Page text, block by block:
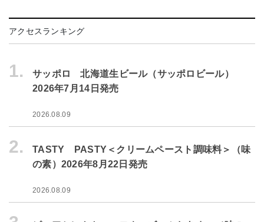
アクセスランキング
1.
サッポロ 北海道生ビール（サッポロビール）
2026年7月14日発売
2026.08.09
2.
TASTY PASTY＜クリームペースト調味料＞（味
の素）2026年8月22日発売
2026.08.09